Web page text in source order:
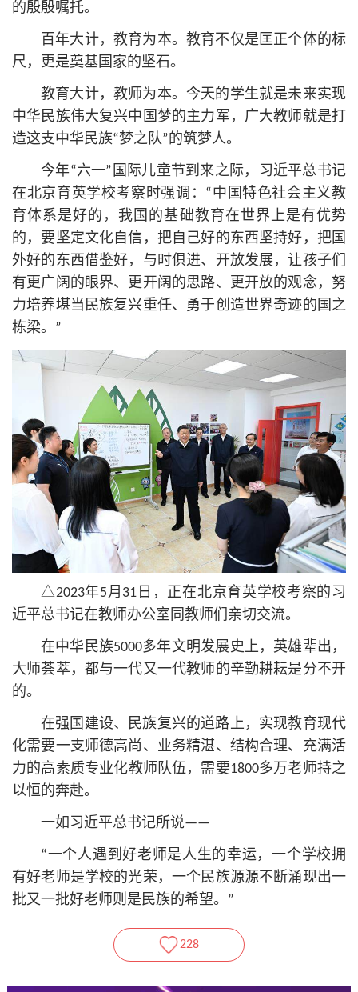
的殷殷嘱托。
百年大计，教育为本。教育不仅是匡正个体的标
尺，更是奠基国家的坚石。
教育大计，教师为本。今天的学生就是未来实现
中华民族伟大复兴中国梦的主力军，广大教师就是打
造这支中华民族“梦之队”的筑梦人。
今年“六一”国际儿童节到来之际，习近平总书记
在北京育英学校考察时强调：“中国特色社会主义教
育体系是好的，我国的基础教育在世界上是有优势
的，要坚定文化自信，把自己好的东西坚持好，把国
外好的东西借鉴好，与时俱进、开放发展，让孩子们
有更广阔的眼界、更开阔的思路、更开放的观念，努
力培养堪当民族复兴重任、勇于创造世界奇迹的国之
栋梁。”
△2023年5月31日，正在北京育英学校考察的习
近平总书记在教师办公室同教师们亲切交流。
在中华民族5000多年文明发展史上，英雄辈出，
大师荟萃，都与一代又一代教师的辛勤耕耘是分不开
的。
在强国建设、民族复兴的道路上，实现教育现代
化需要一支师德高尚、业务精湛、结构合理、充满活
力的高素质专业化教师队伍，需要1800多万老师持之
以恒的奔赴。
一如习近平总书记所说——
“一个人遇到好老师是人生的幸运，一个学校拥
有好老师是学校的光荣，一个民族源源不断涌现出一
批又一批好老师则是民族的希望。”
228